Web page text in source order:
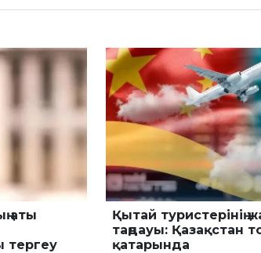
аты
тергеу
Қытай туристерінің
таңдауы: Қазақстан
қатарында